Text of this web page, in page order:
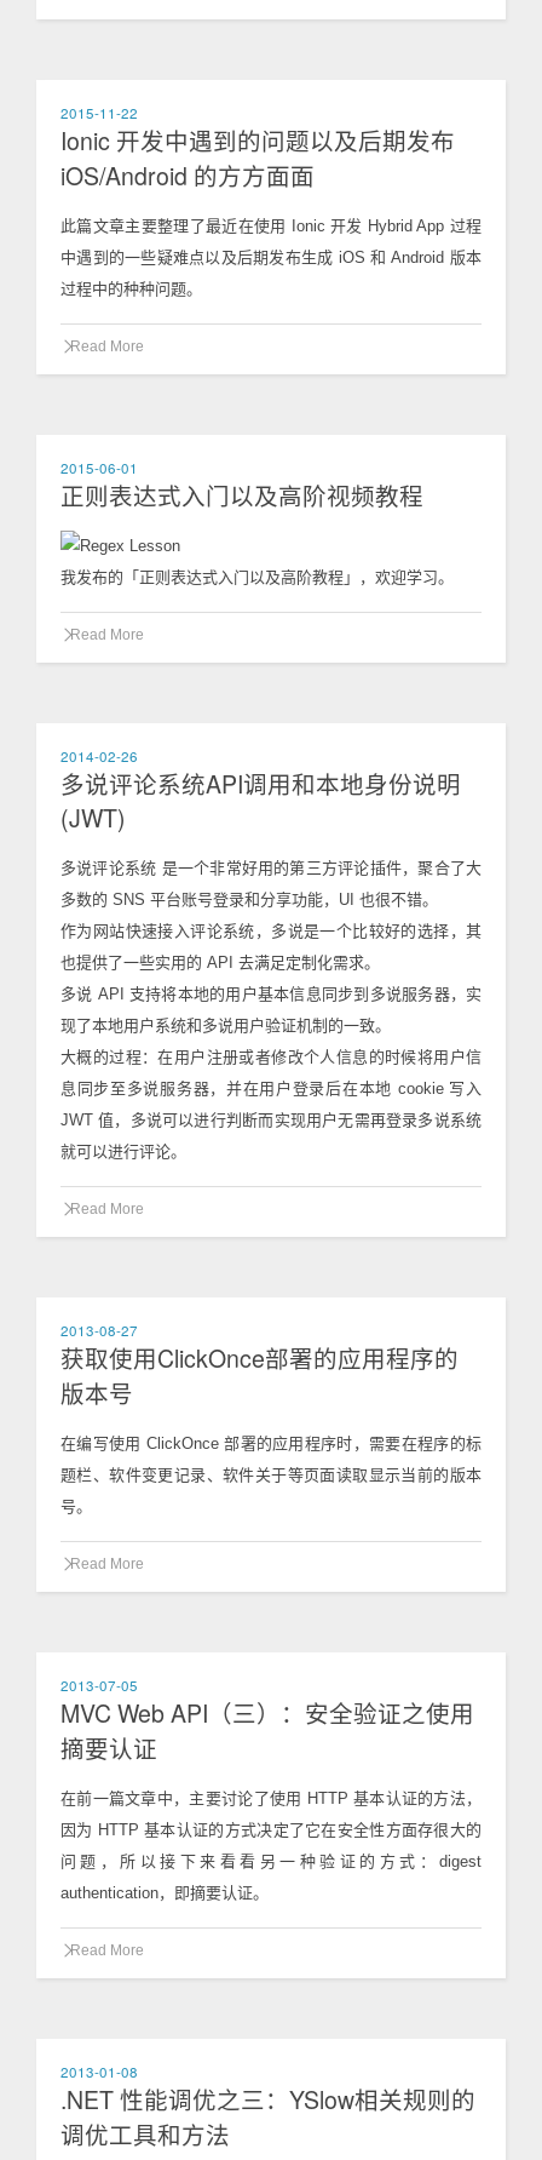
2015-11-22
Ionic 开发中遇到的问题以及后期发布
iOS/Android 的方方面面
此篇文章主要整理了最近在使用 Ionic 开发 Hybrid App 过程
中遇到的一些疑难点以及后期发布生成 iOS 和 Android 版本
过程中的种种问题。
Read More
2015-06-01
正则表达式入门以及高阶视频教程
我发布的「正则表达式入门以及高阶教程」，欢迎学习。
Read More
2014-02-26
多说评论系统API调用和本地身份说明
(JWT)
多说评论系统 是一个非常好用的第三方评论插件，聚合了大
多数的 SNS 平台账号登录和分享功能，UI 也很不错。
作为网站快速接入评论系统，多说是一个比较好的选择，其
也提供了一些实用的 API 去满足定制化需求。
多说 API 支持将本地的用户基本信息同步到多说服务器，实
现了本地用户系统和多说用户验证机制的一致。
大概的过程：在用户注册或者修改个人信息的时候将用户信
息同步至多说服务器，并在用户登录后在本地 cookie 写入
JWT 值，多说可以进行判断而实现用户无需再登录多说系统
就可以进行评论。
Read More
2013-08-27
获取使用ClickOnce部署的应用程序的
版本号
在编写使用 ClickOnce 部署的应用程序时，需要在程序的标
题栏、软件变更记录、软件关于等页面读取显示当前的版本
号。
Read More
2013-07-05
MVC Web API（三）：安全验证之使用
摘要认证
在前一篇文章中，主要讨论了使用 HTTP 基本认证的方法，
因为 HTTP 基本认证的方式决定了它在安全性方面存很大的
问题，所以接下来看看另一种验证的方式：digest
authentication，即摘要认证。
Read More
2013-01-08
.NET 性能调优之三：YSlow相关规则的
调优工具和方法